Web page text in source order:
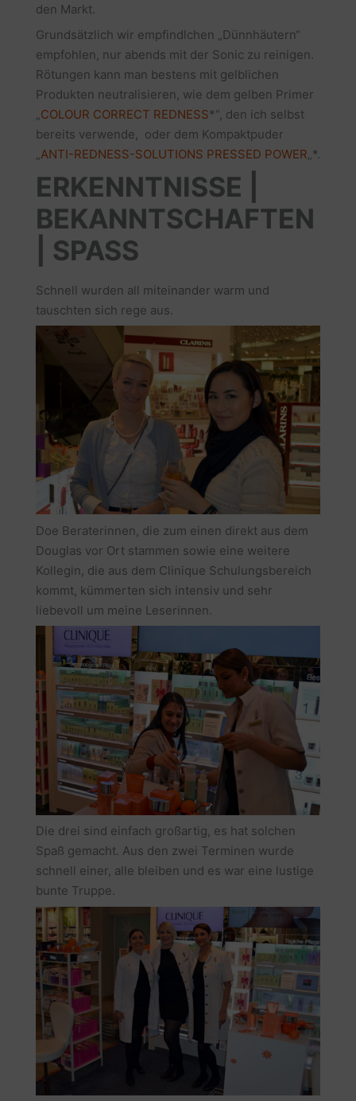
den Markt.
Grundsätzlich wir empfindlchen „Dünnhäutern“
empfohlen, nur abends mit der Sonic zu reinigen.
Rötungen kann man bestens mit gelblichen
Produkten neutralisieren, wie dem gelben Primer
„COLOUR CORRECT REDNESS*“, den ich selbst
bereits verwende, oder dem Kompaktpuder
„ANTI-REDNESS-SOLUTIONS PRESSED POWER„*.
ERKENNTNISSE |
BEKANNTSCHAFTEN
| SPASS
Schnell wurden all miteinander warm und
tauschten sich rege aus.
Doe Beraterinnen, die zum einen direkt aus dem
Douglas vor Ort stammen sowie eine weitere
Kollegin, die aus dem Clinique Schulungsbereich
kommt, kümmerten sich intensiv und sehr
liebevoll um meine Leserinnen.
Die drei sind einfach großartig, es hat solchen
Spaß gemacht. Aus den zwei Terminen wurde
schnell einer, alle bleiben und es war eine lustige
bunte Truppe.